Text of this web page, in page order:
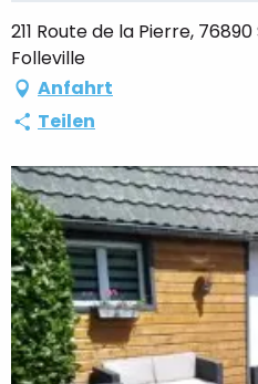
211 Route de la Pierre,
Folleville
Anfahrt
Teilen